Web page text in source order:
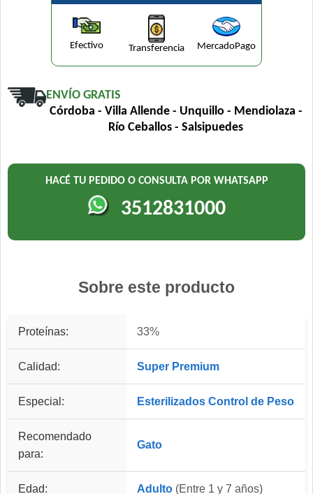
Efectivo Transferencia MercadoPago
ENVÍO GRATIS
Córdoba - Villa Allende - Unquillo - Mendiolaza -
Río Ceballos - Salsipuedes
HACÉ TU PEDIDO O CONSULTA POR WHATSAPP
3512831000
Sobre este producto
Proteínas: 33%
Calidad: Super Premium
Especial: Esterilizados Control de Peso
Recomendado
para:
Gato
Edad: Adulto (Entre 1 y 7 años)